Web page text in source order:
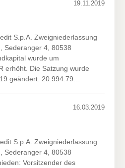
19.11.2019
S.p.A. Zweigniederlassung
Sederanger 4, 80538
wurde um
erhöht. Die Satzung wurde
geändert. 20.994.79…
16.03.2019
S.p.A. Zweigniederlassung
Sederanger 4, 80538
Vorsitzender des